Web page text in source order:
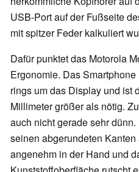
USB-Port auf der Fußseite
mit spitzer Feder kalkuliert
Dafür punktet das Motorola
Ergonomie. Das
rings um das Display und ist
Millimeter größer als nötig.
auch nicht gerade sehr
seinen abgerundeten
angenehm in der Hand und